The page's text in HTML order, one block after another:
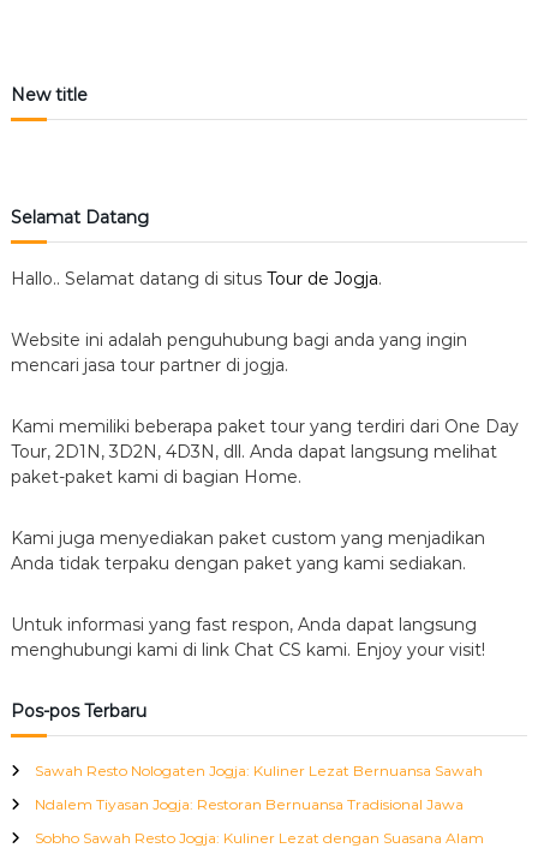
New title
Selamat Datang
Hallo.. Selamat datang di situs Tour de Jogja.
Website ini adalah penguhubung bagi anda yang ingin
mencari jasa tour partner di jogja.
Kami memiliki beberapa paket tour yang terdiri dari One Day
Tour, 2D1N, 3D2N, 4D3N, dll. Anda dapat langsung melihat
paket-paket kami di bagian Home.
Kami juga menyediakan paket custom yang menjadikan
Anda tidak terpaku dengan paket yang kami sediakan.
Untuk informasi yang fast respon, Anda dapat langsung
menghubungi kami di link Chat CS kami. Enjoy your visit!
Pos-pos Terbaru
Sawah Resto Nologaten Jogja: Kuliner Lezat Bernuansa Sawah
Ndalem Tiyasan Jogja: Restoran Bernuansa Tradisional Jawa
Sobho Sawah Resto Jogja: Kuliner Lezat dengan Suasana Alam